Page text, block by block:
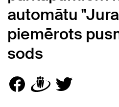
automātu
piemērots
sods